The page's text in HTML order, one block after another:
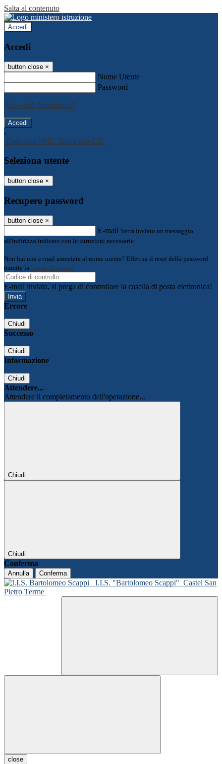
Salta al contenuto
Accedi
Accedi
button close ×
Nome Utente
Password
Password dimenticata?
-
Entra con SPID Entra con CIE
Seleziona utente
button close ×
Recupero password
button close ×
E-mail Verrà inviato un messaggio
all'indirizzo indicato con le istruzioni necessarie.
Non hai una e-mail associata al nome utente? Effettua il reset della password
tramite la Login Spaggiari
E-mail inviata, si prega di controllare la casella di posta elettronica!
Errore
Chiudi
Successo
Chiudi
Informazione
Chiudi
Attendere...
Attendere il completamento dell'operazione...
Chiudi
Chiudi
Conferma
Annulla Conferma
I.I.S. "Bartolomeo Scappi" Castel San
Pietro Terme
close